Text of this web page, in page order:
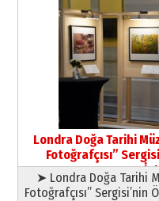
Yıldırım
HAVVA’NIN
09 Temmuz 2026
Yusuf POLAT
yazar
11 Mayıs 2026
Londra Doğa Tarihi
Fotoğrafçısı”
➤ Londra Doğa Tarihi
Fotoğrafçısı” Sergisi’nin